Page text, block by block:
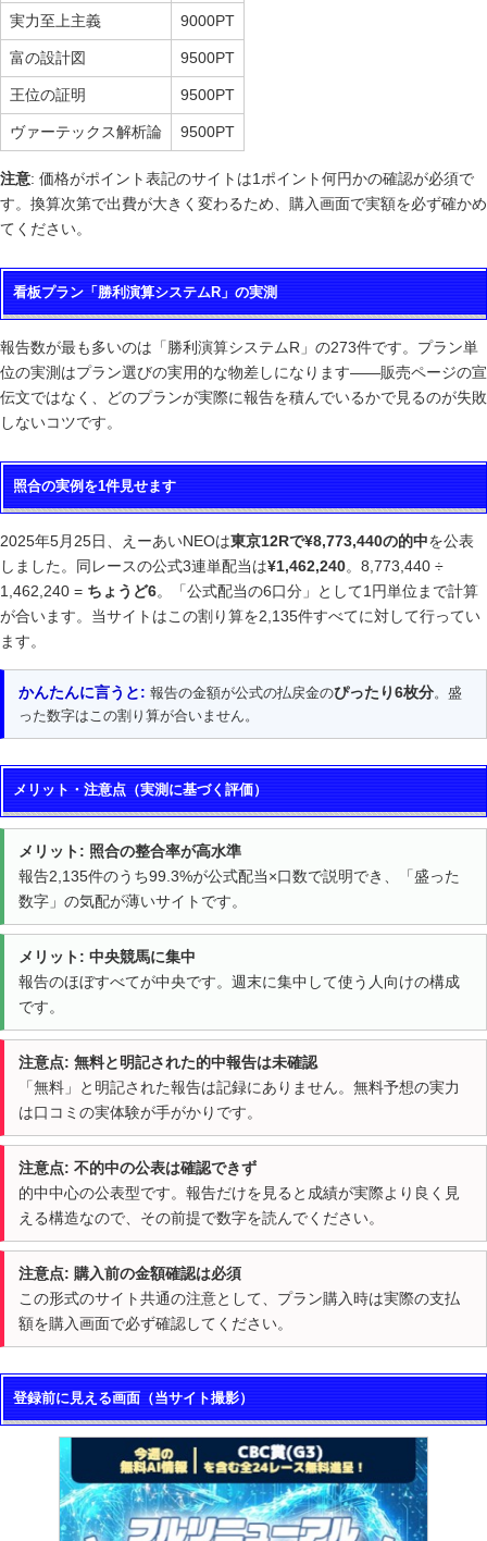
実力至上主義 9000PT
富の設計図 9500PT
王位の証明 9500PT
ヴァーテックス解析論 9500PT
注意: 価格がポイント表記のサイトは1ポイント何円かの確認が必須で
す。換算次第で出費が大きく変わるため、購入画面で実額を必ず確かめ
てください。
看板プラン「勝利演算システムR」の実測
報告数が最も多いのは「勝利演算システムR」の273件です。プラン単
位の実測はプラン選びの実用的な物差しになります——販売ページの宣
伝文ではなく、どのプランが実際に報告を積んでいるかで見るのが失敗
しないコツです。
照合の実例を1件見せます
2025年5月25日、えーあいNEOは東京12Rで¥8,773,440の的中を公表
しました。同レースの公式3連単配当は¥1,462,240。8,773,440 ÷
1,462,240 = ちょうど6。「公式配当の6口分」として1円単位まで計算
が合います。当サイトはこの割り算を2,135件すべてに対して行ってい
ます。
かんたんに言うと: 報告の金額が公式の払戻金のぴったり6枚分。盛
った数字はこの割り算が合いません。
メリット・注意点（実測に基づく評価）
メリット: 照合の整合率が高水準
報告2,135件のうち99.3%が公式配当×口数で説明でき、「盛った
数字」の気配が薄いサイトです。
メリット: 中央競馬に集中
報告のほぼすべてが中央です。週末に集中して使う人向けの構成
です。
注意点: 無料と明記された的中報告は未確認
「無料」と明記された報告は記録にありません。無料予想の実力
は口コミの実体験が手がかりです。
注意点: 不的中の公表は確認できず
的中中心の公表型です。報告だけを見ると成績が実際より良く見
える構造なので、その前提で数字を読んでください。
注意点: 購入前の金額確認は必須
この形式のサイト共通の注意として、プラン購入時は実際の支払
額を購入画面で必ず確認してください。
登録前に見える画面（当サイト撮影）